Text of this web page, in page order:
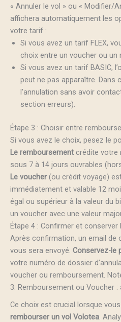
« Annuler le vol » ou « Modifier/
affichera automatiquement les
votre tarif :
Si vous avez un tarif FLEX,
choix entre un voucher ou
Si vous avez un tarif BASIC,
peut ne pas apparaître. Dans
l’annulation sans avoir
section erreurs).
Étape 3 : Choisir entre
Si vous avez le choix, pesez le
Le remboursement crédite votre
sous 7 à 14 jours ouvrables
Le voucher (ou crédit voyage)
immédiatement et valable 12
égal ou supérieur à la valeur du
un voucher avec une valeur
Étape 4 : Confirmer et conserver
Après confirmation, un email de
vous sera envoyé. Conservez-le
votre numéro de dossier
voucher ou remboursement.
3. Remboursement ou Voucher
Ce choix est crucial lorsque
rembourser un vol Volotea.